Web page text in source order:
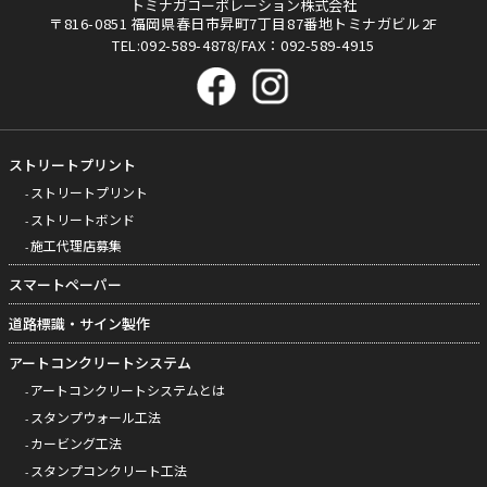
トミナガコーポレーション株式会社
〒816-0851 福岡県春日市昇町7丁目87番地トミナガビル2F
TEL:092-589-4878/FAX：092-589-4915
ストリートプリント
ストリートプリント
ストリートボンド
施工代理店募集
スマートペーパー
道路標識・サイン製作
アートコンクリートシステム
アートコンクリートシステムとは
スタンプウォール工法
カービング工法
スタンプコンクリート工法